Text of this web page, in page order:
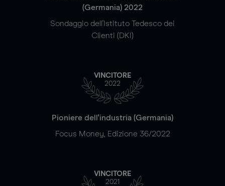
(Germania) 2022
Sondaggio dell'Istituto Tedesco dei
Clienti (DKI)
VINCITORE
2022
Pioniere dell'industria (Germania)
Focus Money, Edizione 36/2022
VINCITORE
2021